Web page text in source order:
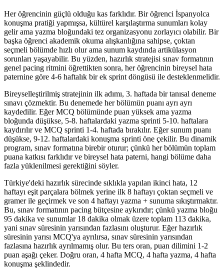
Her öğrencinin güçlü olduğu kas farklıdır. Bir öğrenci İspanyolca
konuşma pratiği yapmışsa, kültürel karşılaştırma sunumları kolay
gelir ama yazma bloğundaki tez organizasyonu zorlayıcı olabilir. Bir
başka öğrenci akademik okuma alışkanlığına sahipse, çoktan
seçmeli bölümde hızlı olur ama sunum kaydında artikülasyon
sorunları yaşayabilir. Bu yüzden, hazırlık stratejisi sınav formatının
genel pacing ritmini öğrettikten sonra, her öğrencinin bireysel hata
paternine göre 4-6 haftalık bir ek sprint döngüsü ile desteklenmelidir.
Bireyselleştirilmiş stratejinin ilk adımı, 3. haftada bir tanısal deneme
sınavı çözmektir. Bu denemede her bölümün puanı ayrı ayrı
kaydedilir. Eğer MCQ bölümünde puan yüksek ama yazma
bloğunda düşükse, 5-8. haftalardaki yazma sprinti 5-10. haftalara
kaydırılır ve MCQ sprinti 1-4. haftada bırakılır. Eğer sunum puanı
düşükse, 9-12. haftalardaki konuşma sprinti öne çekilir. Bu dinamik
program, sınav formatına birebir oturur; çünkü her bölümün toplam
puana katkısı farklıdır ve bireysel hata paterni, hangi bölüme daha
fazla yüklenilmesi gerektiğini söyler.
Türkiye'deki hazırlık sürecinde sıklıkla yapılan ikinci hata, 12
haftayı eşit parçalara bölmek yerine ilk 8 haftayı çoktan seçmeli ve
gramer ile geçirmek ve son 4 haftayı yazma + sunuma sıkıştırmaktır.
Bu, sınav formatının pacing bütçesine aykırıdır; çünkü yazma bloğu
95 dakika ve sunumlar 18 dakika olmak üzere toplam 113 dakika,
yani sınav süresinin yarısından fazlasını oluşturur. Eğer hazırlık
süresinin yarısı MCQ'ya ayrılırsa, sınav süresinin yarısından
fazlasına hazırlık ayrılmamış olur. Bu ters oran, puan dilimini 1-2
puan aşağı çeker. Doğru oran, 4 hafta MCQ, 4 hafta yazma, 4 hafta
konuşma şeklindedir.